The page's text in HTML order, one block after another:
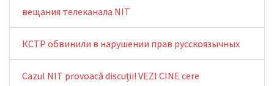
вещания телеканала NIT
КСТР обвинили в нарушении прав русскоязычных
Cazul NIT provoacă discuţii! VEZI CINE cere